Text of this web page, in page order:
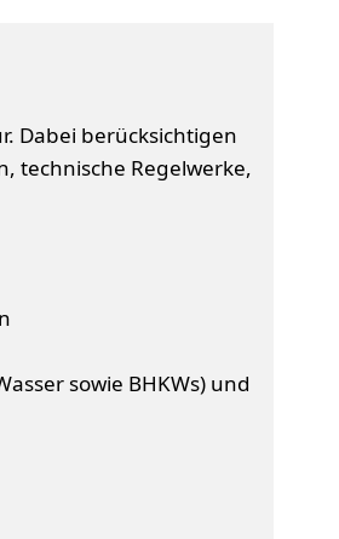
Dabei berücksichtigen
technische Regelwerke,
sowie BHKWs) und